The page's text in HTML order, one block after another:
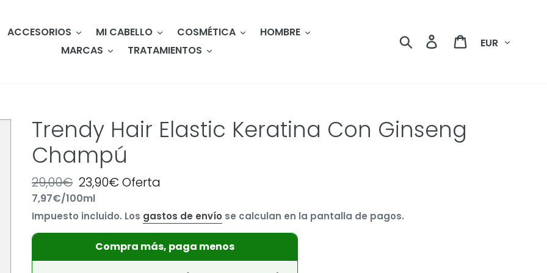
ACCESORIOS MI CABELLO COSMÉTICA
HOMBRE
MARCAS
TRATAMIENTOS
Buscar IngresarCarrito
Trendy Hair Elastic Keratina Con Ginseng
Champú
Precio
habitual
29,00€ Precio
de
oferta
23,90€Oferta
Precio
unitario
7,97€/por
100ml
Impuesto incluido. Los gastos de envío se calculan en la pantalla de pagos.
Compra más, paga menos